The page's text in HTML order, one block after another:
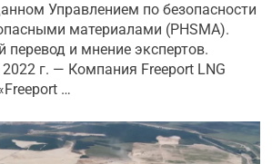
Управлением по безопасности
материалами (PHSMA).
перевод и мнение экспертов.
г. — Компания Freeport LNG
…